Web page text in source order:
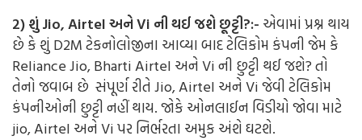
2) શું Jio, Airtel અને Vi ની થઈ જશે છૂટ્ટી?:- એવામાં પ્રશ્ન થાય
છે કે શું D2M ટેકનોલોજીના આવ્યા બાદ ટેલિકોમ કંપની જેમ કે
Reliance Jio, Bharti Airtel અને Vi ની છુટ્ટી થઈ જશે? તો
તેનો જવાબ છે સંપૂર્ણ રીતે Jio, Airtel અને Vi જેવી ટેલિકોમ
કંપનીઓની છુટ્ટી નહીં થાય. જોકે ઓનલાઈન વિડીયો જોવા માટે
jio, Airtel અને Vi પર નિર્ભરતા અમુક અંશે ઘટશે.